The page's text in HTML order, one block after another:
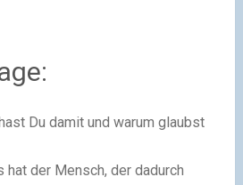
Du damit und warum glaubst
der Mensch, der dadurch